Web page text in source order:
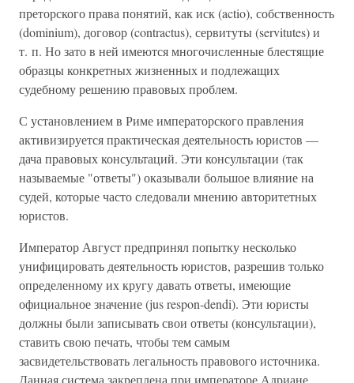
преторского права понятий, как иск (actio), собственность
(dominium), договор (contractus), сервитуты (servitutes) и
т. п. Но зато в ней имеются многочисленные блестящие
образцы конкретных жизненных и подлежащих
судебному решению правовых проблем.
С установлением в Риме императорского правления
активизируется практическая деятельность юристов —
дача правовых консультаций. Эти консультации (так
называемые "ответы") оказывали большое влияние на
судей, которые часто следовали мнению авторитетных
юристов.
Император Август предпринял попытку несколько
унифицировать деятельность юристов, разрешив только
определенному их кругу давать ответы, имеющие
официальное значение (jus respon-dendi). Эти юристы
должны были записывать свои ответы (консультации),
ставить свою печать, чтобы тем самым
засвидетельствовать легальность правового источника.
Данная система закреплена при императоре Адриане,